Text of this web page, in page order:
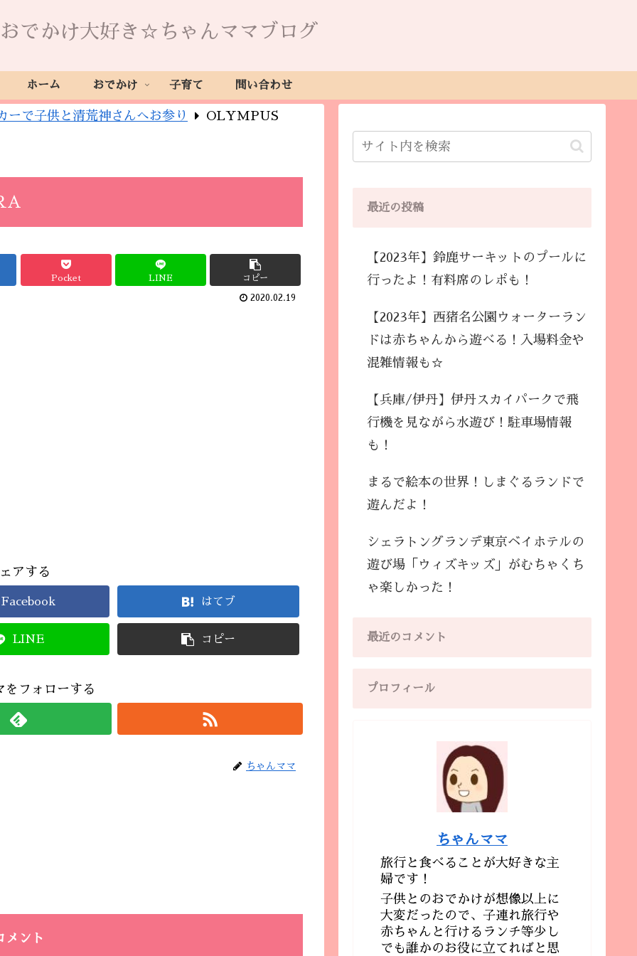
おでかけ大好き☆ちゃんママブログ
ホーム おでかけ 子育て 問い合わせ
で子供と清荒神さんへお参り OLYMPUS
Pocket LINE コピー
2020.02.19
アする
Facebook はてブ
LINE コピー
をフォローする
ちゃんママ
メント
最近の投稿
【2023年】鈴鹿サーキットのプールに
行ったよ！有料席のレポも！
【2023年】西猪名公園ウォーターラン
ドは赤ちゃんから遊べる！入場料金や
混雑情報も☆
【兵庫/伊丹】伊丹スカイパークで飛
行機を見ながら水遊び！駐車場情報
も！
まるで絵本の世界！しまぐるランドで
遊んだよ！
シェラトングランデ東京ベイホテルの
遊び場「ウィズキッズ」がむちゃくち
ゃ楽しかった！
最近のコメント
プロフィール
ちゃんママ
旅行と食べることが大好きな主
婦です！
子供とのおでかけが想像以上に
大変だったので、子連れ旅行や
赤ちゃんと行けるランチ等少し
でも誰かのお役に立てればと思